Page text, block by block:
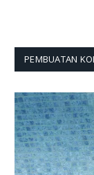
PEMBUATAN
Pemutar
Video